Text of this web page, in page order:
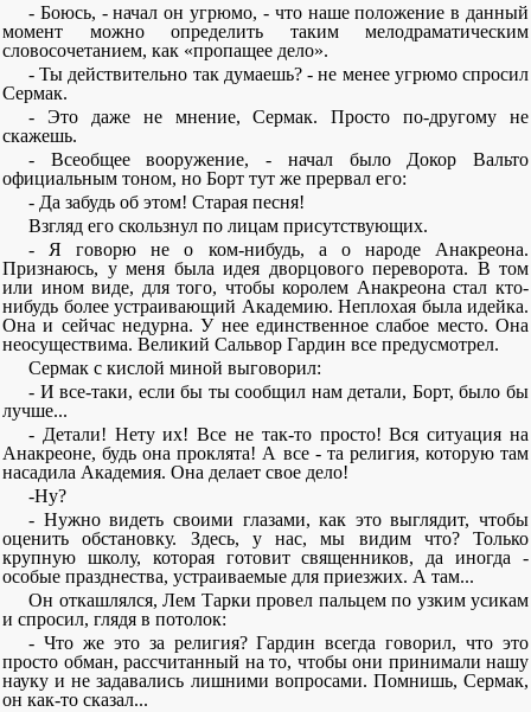
- Боюсь, - начал он угрюмо, - что наше положение в данный
момент можно определить таким мелодраматическим
словосочетанием, как «пропащее дело».
- Ты действительно так думаешь? - не менее угрюмо спросил
Сермак.
- Это даже не мнение, Сермак. Просто по-другому не
скажешь.
- Всеобщее вооружение, - начал было Докор Вальто
официальным тоном, но Борт тут же прервал его:
- Да забудь об этом! Старая песня!
Взгляд его скользнул по лицам присутствующих.
- Я говорю не о ком-нибудь, а о народе Анакреона.
Признаюсь, у меня была идея дворцового переворота. В том
или ином виде, для того, чтобы королем Анакреона стал кто-
нибудь более устраивающий Академию. Неплохая была идейка.
Она и сейчас недурна. У нее единственное слабое место. Она
неосуществима. Великий Сальвор Гардин все предусмотрел.
Сермак с кислой миной выговорил:
- И все-таки, если бы ты сообщил нам детали, Борт, было бы
лучше...
- Детали! Нету их! Все не так-то просто! Вся ситуация на
Анакреоне, будь она проклята! А все - та религия, которую там
насадила Академия. Она делает свое дело!
-Ну?
- Нужно видеть своими глазами, как это выглядит, чтобы
оценить обстановку. Здесь, у нас, мы видим что? Только
крупную школу, которая готовит священников, да иногда -
особые празднества, устраиваемые для приезжих. А там...
Он откашлялся, Лем Тарки провел пальцем по узким усикам
и спросил, глядя в потолок:
- Что же это за религия? Гардин всегда говорил, что это
просто обман, рассчитанный на то, чтобы они принимали нашу
науку и не задавались лишними вопросами. Помнишь, Сермак,
он как-то сказал...